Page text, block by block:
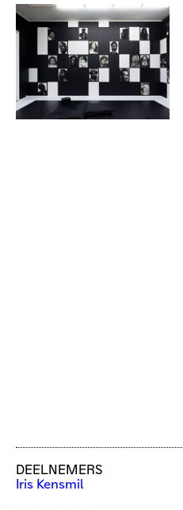
DEELNEMERS
Iris Kensmil